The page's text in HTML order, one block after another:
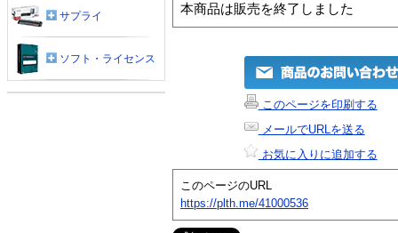
本商品は販売を終了しました
このページを印刷する
メールでURLを送る
お気に入りに追加する
このページのURL
https://plth.me/41000536
サプライ
ソフト・ライセンス